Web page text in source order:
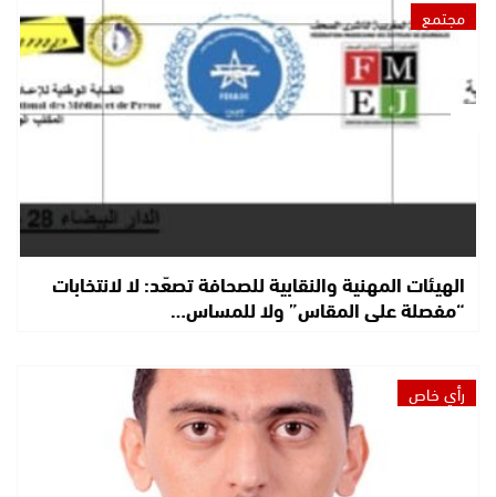
مجتمع
الهيئات المهنية والنقابية للصحافة تصعّد: لا لانتخابات
“مفصلة على المقاس” ولا للمساس…
رأي خاص